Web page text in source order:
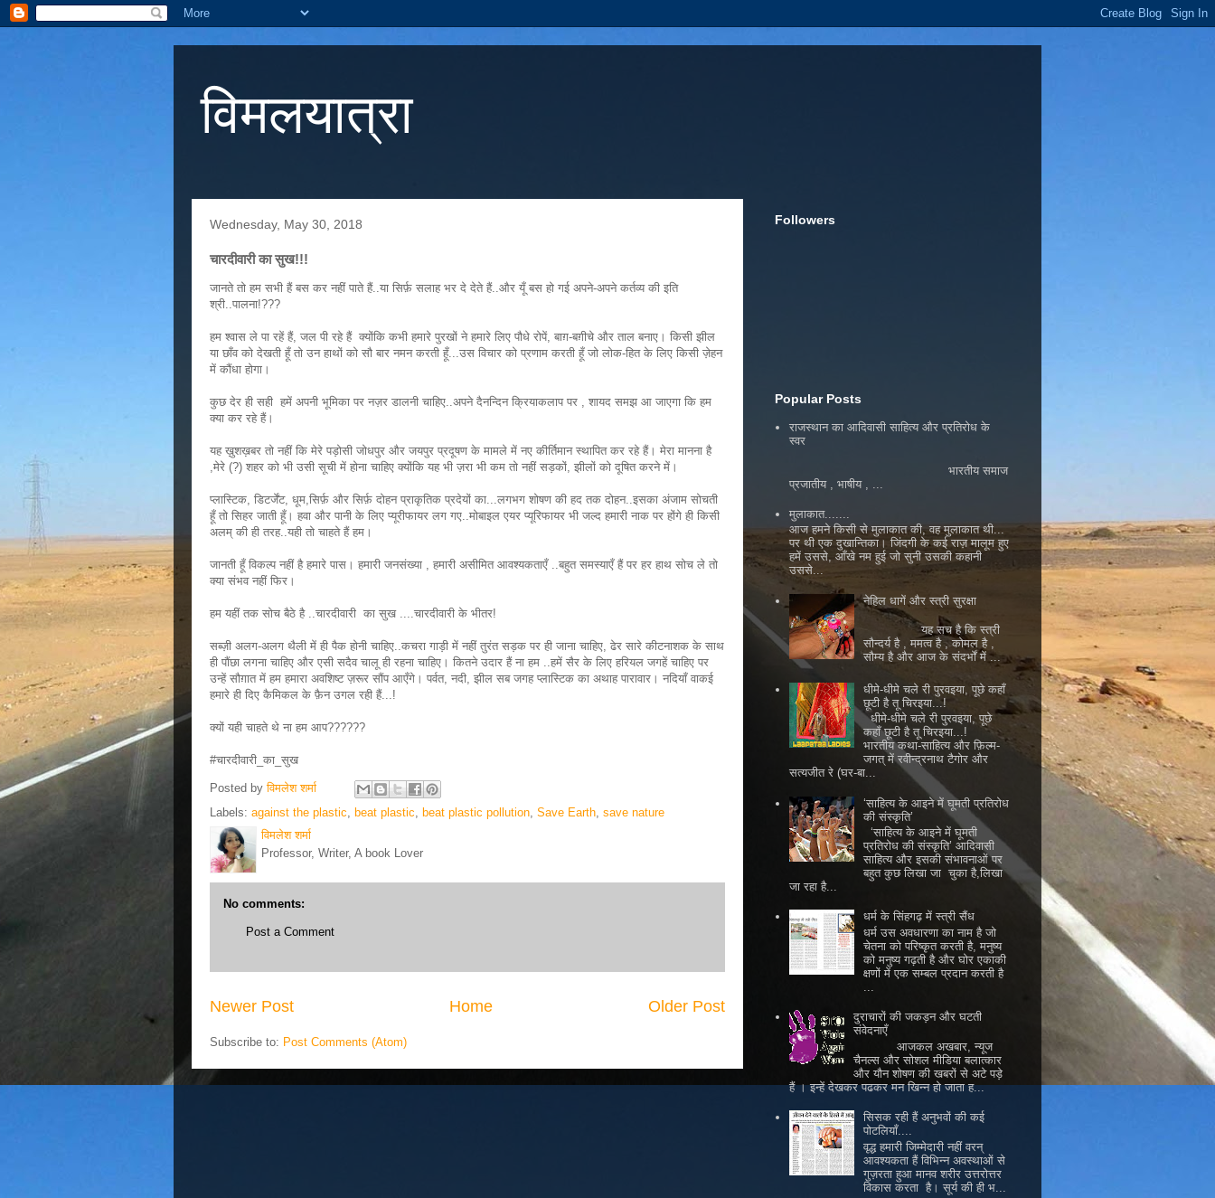
विमलयात्रा
Wednesday, May 30, 2018
चारदीवारी का सुख!!!
जानते तो हम सभी हैं बस कर नहीं पाते हैं..या सिर्फ़ सलाह भर दे देते हैं..और यूँ बस हो गई अपने-अपने कर्तव्य की इति
श्री..पालना!???
हम श्वास ले पा रहें हैं, जल पी रहे हैं क्योंकि कभी हमारे पुरखों ने हमारे लिए पौधे रोपें, बाग़-बग़ीचे और ताल बनाए। किसी झील
या छाँव को देखती हूँ तो उन हाथों को सौ बार नमन करती हूँ...उस विचार को प्रणाम करती हूँ जो लोक-हित के लिए किसी ज़ेहन
में कौंधा होगा।
कुछ देर ही सही हमें अपनी भूमिका पर नज़र डालनी चाहिए..अपने दैनन्दिन क्रियाकलाप पर , शायद समझ आ जाएगा कि हम
क्या कर रहे हैं।
यह ख़ुशख़बर तो नहीं कि मेरे पड़ोसी जोधपुर और जयपुर प्रदूषण के मामले में नए कीर्तिमान स्थापित कर रहे हैं। मेरा मानना है
,मेरे (?) शहर को भी उसी सूची में होना चाहिए क्योंकि यह भी ज़रा भी कम तो नहीं सड़कों, झीलों को दूषित करने में।
प्लास्टिक, डिटर्जेंट, धूम,सिर्फ़ और सिर्फ़ दोहन प्राकृतिक प्रदेयों का...लगभग शोषण की हद तक दोहन..इसका अंजाम सोचती
हूँ तो सिहर जाती हूँ। हवा और पानी के लिए प्यूरीफायर लग गए..मोबाइल एयर प्यूरिफायर भी जल्द हमारी नाक पर होंगे ही किसी
अलम् की ही तरह..यही तो चाहते हैं हम।
जानती हूँ विकल्प नहीं है हमारे पास। हमारी जनसंख्या , हमारी असीमित आवश्यकताएँ ..बहुत समस्याएँ हैं पर हर हाथ सोच ले तो
क्या संभव नहीं फिर।
हम यहीं तक सोच बैठे है ..चारदीवारी का सुख ....चारदीवारी के भीतर!
सब्ज़ी अलग-अलग थैली में ही पैक होनी चाहिए..कचरा गाड़ी में नहीं तुरंत सड़क पर ही जाना चाहिए, ढेर सारे कीटनाशक के साथ
ही पौंछा लगना चाहिए और एसी सदैव चालू ही रहना चाहिए। कितने उदार हैं ना हम ..हमें सैर के लिए हरियल जगहें चाहिए पर
उन्हें सौग़ात में हम हमारा अवशिष्ट ज़रूर सौंप आएँगे। पर्वत, नदी, झील सब जगह प्लास्टिक का अथाह पारावार। नदियाँ वाकई
हमारे ही दिए कैमिकल के फ़ैन उगल रही हैं...!
क्यों यही चाहते थे ना हम आप??????
#चारदीवारी_का_सुख
Posted byविमलेश शर्मा
Labels: against the plastic, beat plastic, beat plastic pollution, Save Earth, save nature
विमलेश शर्मा
Professor, Writer, A book Lover
No comments:
Post a Comment
Newer Post Older Post
Home
Subscribe to: Post Comments (Atom)
Followers
Popular Posts
राजस्थान का आदिवासी साहित्य और प्रतिरोध के
स्वर
भारतीय समाज
प्रजातीय , भाषीय , ...
मुलाकात.......
आज हमने किसी से मुलाकात की, वह मुलाकात थी...
पर थी एक दुखान्तिका। जिंदगी के कई राज़ मालूम हुए
हमें उससे, आँखे नम हुई जो सुनी उसकी कहानी
उससे...
नेहिल धागें और स्त्री सुरक्षा
यह सच है कि स्त्री
सौन्दर्य है , ममत्व है , कोमल है ,
सौम्य है और आज के संदर्भों में ...
धीमे-धीमे चले री पुरवइया, पूछे कहाँ
छूटी है तू चिरइया...!
धीमे-धीमे चले री पुरवइया, पूछे
कहाँ छूटी है तू चिरइया...!
भारतीय कथा-साहित्य और फ़िल्म-
जगत् में रवीन्द्रनाथ टैगोर और
सत्यजीत रे (घर-बा...
‘साहित्य के आइने में घूमती प्रतिरोध
की संस्कृति’
‘साहित्य के आइने में घूमती
प्रतिरोध की संस्कृति’ आदिवासी
साहित्य और इसकी संभावनाओं पर
बहुत कुछ लिखा जा चुका है,लिखा
जा रहा है...
धर्म के सिंहगढ़ में स्त्री सैंध
धर्म उस अवधारणा का नाम है जो
चेतना को परिष्कृत करती है, मनुष्य
को मनुष्य गढ़ती है और घोर एकाकी
क्षणों में एक सम्बल प्रदान करती है
...
दुराचारों की जकड़न और घटती
संवेदनाएँ
आजकल अखबार, न्यूज
चैनल्स और सोशल मीडिया बलात्कार
और यौन शोषण की खबरों से अटे पड़े
हैं । इन्हें देखकर पढकर मन खिन्न हो जाता ह...
सिसक रही हैं अनुभवों की कई
पोटलियाँ....
वृद्ध हमारी जिम्मेदारी नहीं वरन्
आवश्यकता हैं विभिन्न अवस्थाओं से
गुज़रता हुआ मानव शरीर उत्तरोत्तर
विकास करता है। सूर्य की ही भ...